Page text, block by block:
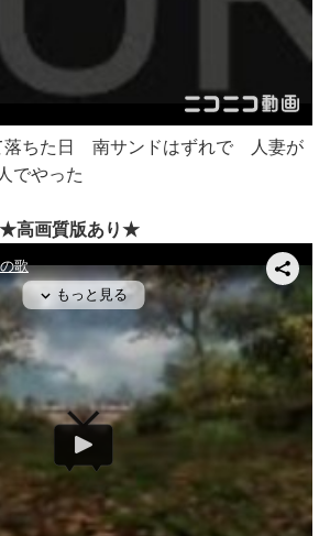
落ちた日 南サンドはずれで 人妻が
でやった
★高画質版あり★